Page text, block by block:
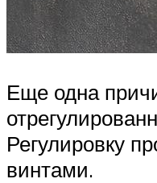
Еще одна
Регулировку
винтами.